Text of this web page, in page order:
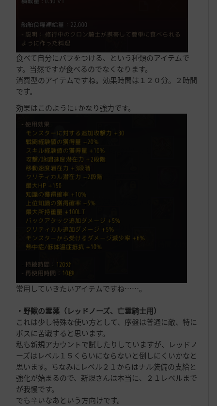
食べて自分にバフをつける、という種類のアイテムで
す。当然ですが食べるのでなくなります。
消費型のアイテムですね。効果時間は１２０分。２時間
です。
効果はこのように↓かなり強力です。
常用していきたいアイテムですね……。
・野獣の霊薬（レッドノーズ、亡霊騎士用）
これは少し特殊な使い方として、序盤は普通に敵、特に
ボスに苦戦すると思います。
私も新規アカウントで試したりしていますが、レッドノ
ーズはレベル１５くらいにならないと倒しにくいかなと
思います。ちなみにレベル２１からはナル装備の支給と
強化が始まるので、新規さんは本当に、２１レベルまで
が我慢です。
でも辛いなあという方向けです。